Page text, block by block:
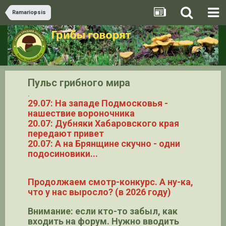
Ramariopsis
Пульс грибного мира
.
29.07: На западе Подмосковья -
нашествие вороночника
20.07: Дубняки Хабаровского края
передают привет
20.07: А на Брянщине скучно - одни
подосиновики...
Продолжаем смотр-конкурс. А ну-ка,
что у нас выросло? (в 2026 году)
Внимание: если кто-то забыл, как
входить на форум. Нужно вводить